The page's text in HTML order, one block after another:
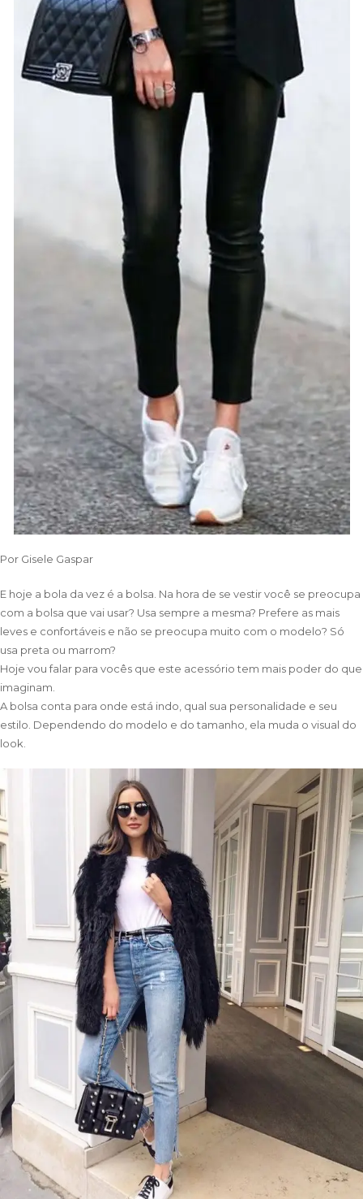
Por Gisele Gaspar
E hoje a bola da vez é a bolsa. Na hora de se vestir você se preocupa
com a bolsa que vai usar? Usa sempre a mesma? Prefere as mais
leves e confortáveis e não se preocupa muito com o modelo? Só
usa preta ou marrom?
Hoje vou falar para vocês que este acessório tem mais poder do que
imaginam.
A bolsa conta para onde está indo, qual sua personalidade e seu
estilo. Dependendo do modelo e do tamanho, ela muda o visual do
look.